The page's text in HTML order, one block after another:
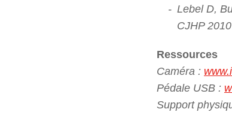
Lebel D,
CJHP
Ressources
Caméra :
Pédale USB :
Support